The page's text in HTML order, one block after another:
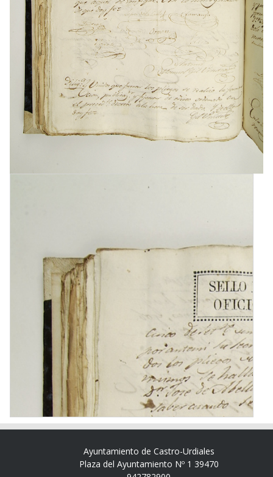
Ayuntamiento de Castro-Urdiales
Plaza del Ayuntamiento Nº 1 39470